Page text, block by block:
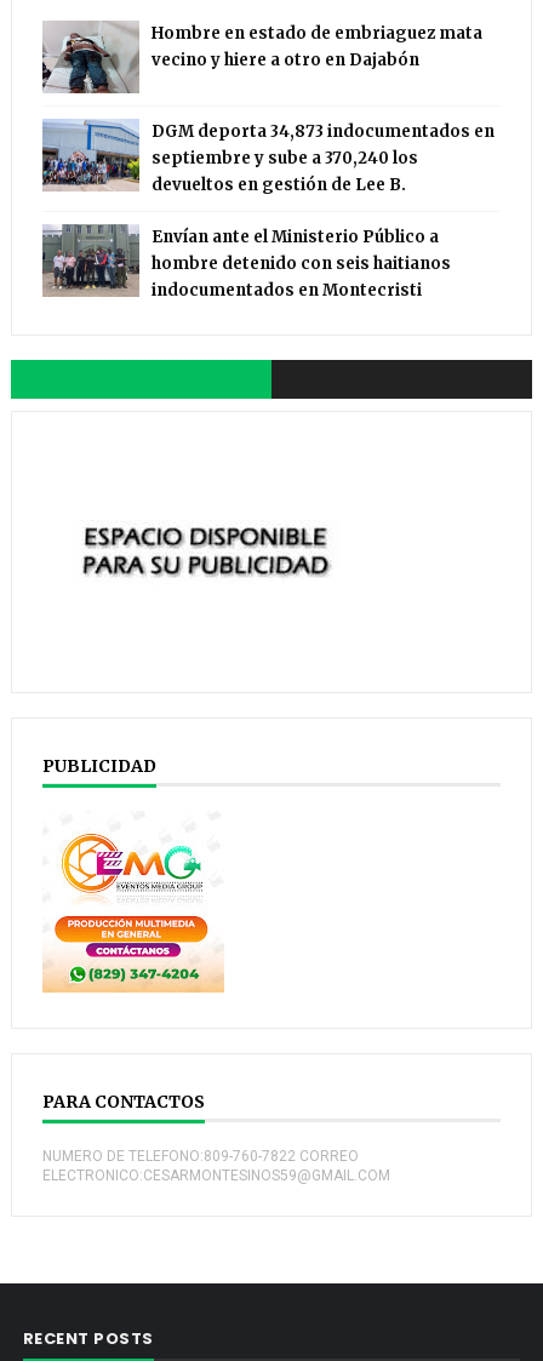
Hombre en estado de embriaguez mata
vecino y hiere a otro en Dajabón
DGM deporta 34,873 indocumentados en
septiembre y sube a 370,240 los
devueltos en gestión de Lee B.
Envían ante el Ministerio Público a
hombre detenido con seis haitianos
indocumentados en Montecristi
PUBLICIDAD
PARA CONTACTOS
NUMERO DE TELEFONO:809-760-7822 CORREO
ELECTRONICO:CESARMONTESINOS59@GMAIL.COM
RECENT POSTS